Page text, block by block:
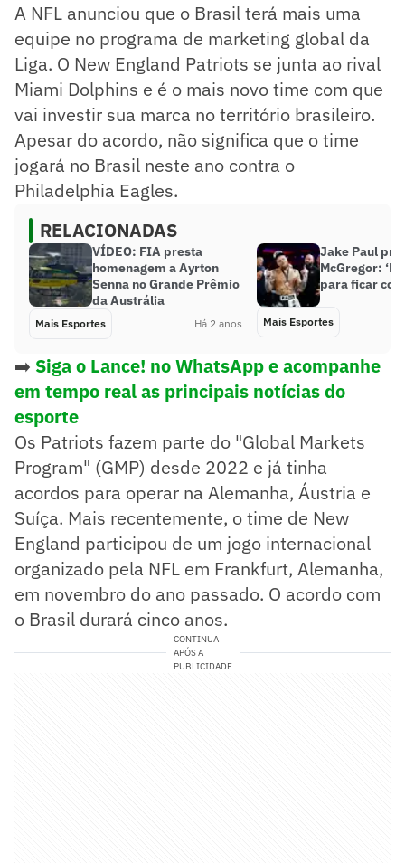
A NFL anunciou que o Brasil terá mais uma
equipe no programa de marketing global da
Liga. O New England Patriots se junta ao rival
Miami Dolphins e é o mais novo time com que
vai investir sua marca no território brasileiro.
Apesar do acordo, não significa que o time
jogará no Brasil neste ano contra o
Philadelphia Eagles.
RELACIONADAS
VÍDEO: FIA presta
homenagem a Ayrton
Senna no Grande Prêmio
da Austrália
Mais Esportes Há 2 anos
Jake Paul
McGregor:
para ficar
Mais Esportes
➡️ Siga o Lance! no WhatsApp e acompanhe
em tempo real as principais notícias do
esporte
Os Patriots fazem parte do "Global Markets
Program" (GMP) desde 2022 e já tinha
acordos para operar na Alemanha, Áustria e
Suíça. Mais recentemente, o time de New
England participou de um jogo internacional
organizado pela NFL em Frankfurt, Alemanha,
em novembro do ano passado. O acordo com
o Brasil durará cinco anos.
CONTINUA
APÓS A
PUBLICIDADE